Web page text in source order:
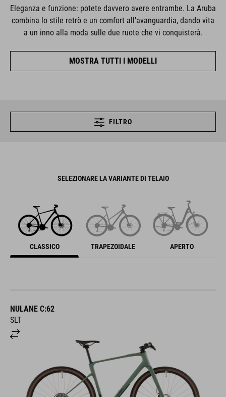
Eleganza e funzione: potete davvero avere entrambe. La Aruba
combina lo stile retrò e un comfort all’avanguardia, dando vita
a un inno alla moda sulle due ruote che vi conquisterà.
MOSTRA TUTTI I MODELLI
FILTRO
SELEZIONARE LA VARIANTE DI TELAIO
CLASSICO TRAPEZOIDALE APERTO
NULANE C:62
SLT